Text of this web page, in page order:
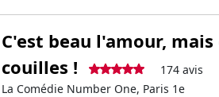
C'est beau l'amour,
couilles !
174 avis
La Comédie Number One, Paris 1e